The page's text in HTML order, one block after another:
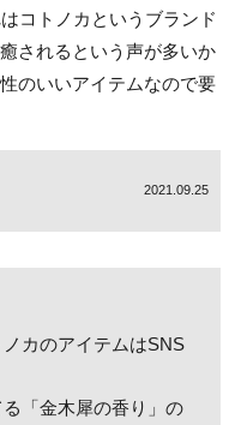
コトノカというブランド
されるという声が多いか
のいいアイテムなので要
2021.09.25
カのアイテムはSNS
「金木犀の香り」の